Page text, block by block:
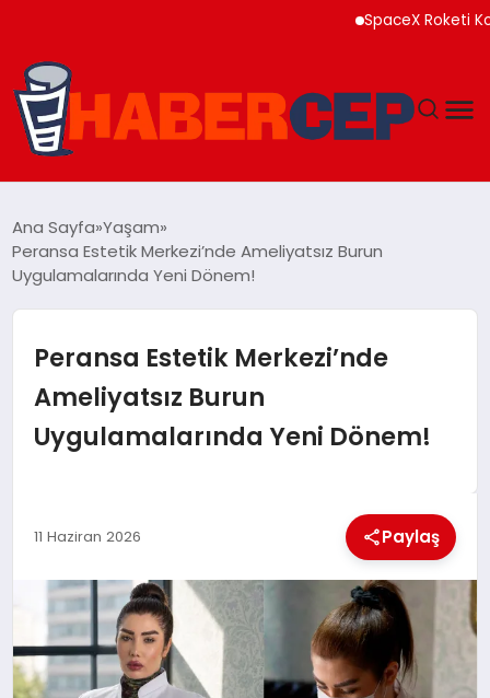
SpaceX Roketi
GÜNDEM
SOSYAL MEDYA
Ana Sayfa Yaşam
Peransa Estetik Merkezi’nde Ameliyatsız Burun
Uygulamalarında Yeni Dönem!
Peransa Estetik Merkezi’nde
Ameliyatsız Burun
Uygulamalarında Yeni Dönem!
11 Haziran 2026 Paylaş